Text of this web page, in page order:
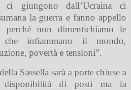
ci giungono dall’Ucraina ci
la guerra e fanno appello
perché non dimentichiamo le
infiammano il mondo,
povertà e tensioni”.
Sassella sarà a porte chiuse a
disponibilità di posti ma la